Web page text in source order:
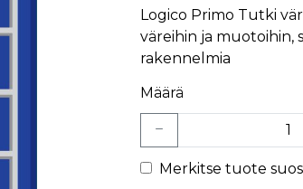
Logico Primo Tutki
väreihin ja muotoihin,
rakennelmia
Määrä
Merkitse tuote